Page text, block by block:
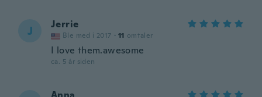
J Jerrie
Ble med i 2017 · 11 omtaler
I love them.awesome
ca. 5 år siden